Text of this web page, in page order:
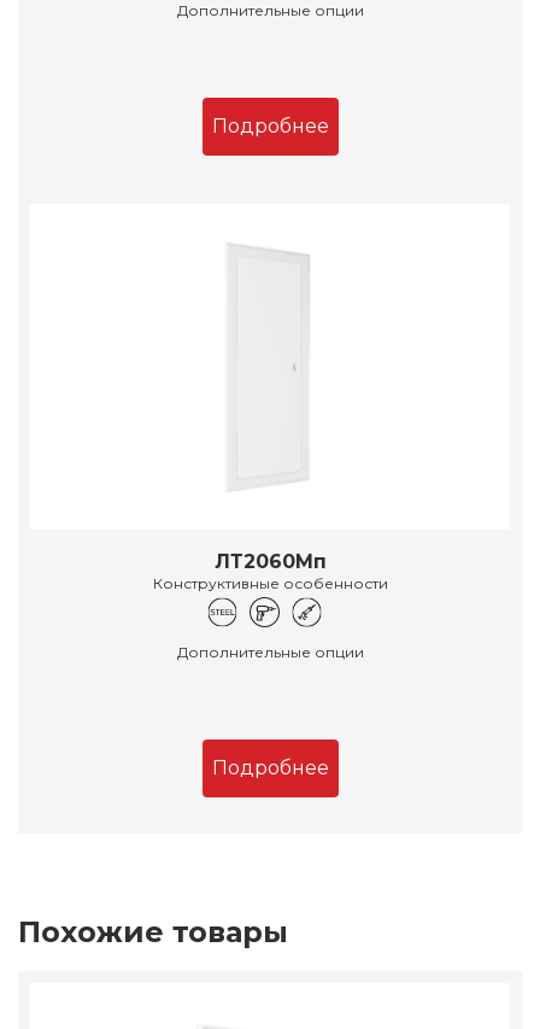
Дополнительные опции
Подробнее
ЛТ2060Мп
Конструктивные особенности
Дополнительные опции
Подробнее
Похожие товары